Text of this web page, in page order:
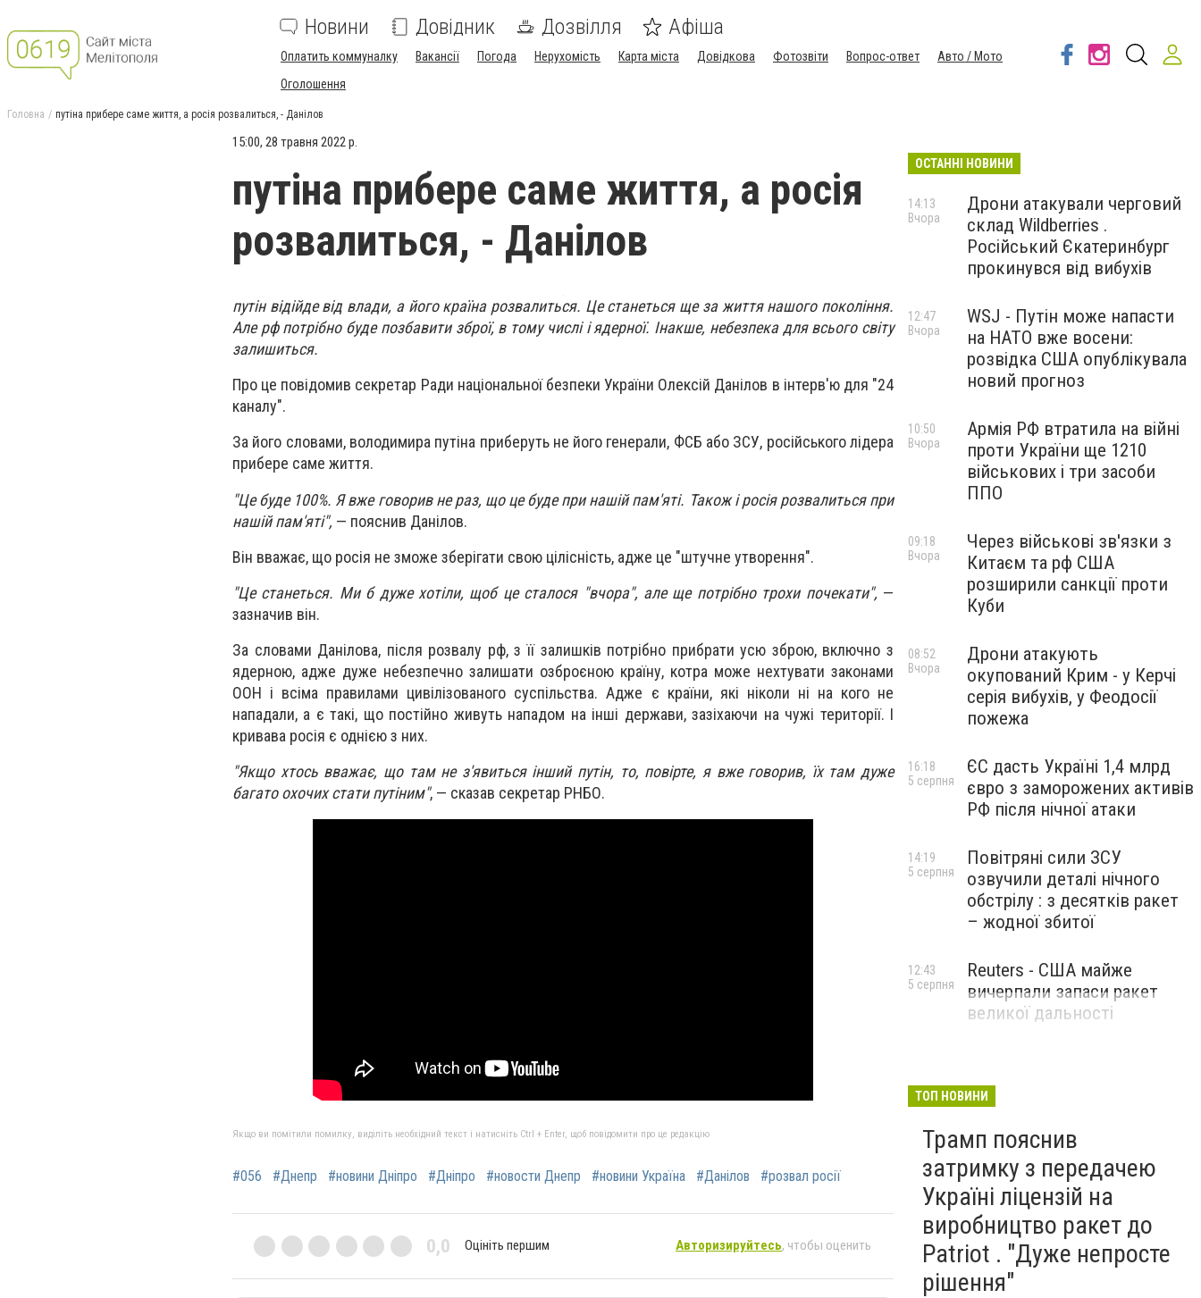
Новини Довідник Дозвілля Афіша
Оплатить коммуналку Вакансії Погода Нерухомість Карта міста Довідкова Фотозвіти Вопрос-ответ
Авто / Мото
Оголошення
Головна путіна прибере саме життя, а росія розвалиться, - Данілов
15:00, 28 травня 2022 р.
путіна прибере саме життя, а росія
розвалиться, - Данілов
путін відійде від влади, а його країна розвалиться. Це станеться ще за життя нашого покоління.
Але рф потрібно буде позбавити зброї, в тому числі і ядерної. Інакше, небезпека для всього світу
залишиться.
Про це повідомив секретар Ради національної безпеки України Олексій Данілов в інтерв'ю для "24
каналу".
За його словами, володимира путіна приберуть не його генерали, ФСБ або ЗСУ, російського лідера
прибере саме життя.
"Це буде 100%. Я вже говорив не раз, що це буде при нашій пам'яті. Також і росія розвалиться при
нашій пам'яті", — пояснив Данілов.
Він вважає, що росія не зможе зберігати свою цілісність, адже це "штучне утворення".
"Це станеться. Ми б дуже хотіли, щоб це сталося "вчора", але ще потрібно трохи почекати", —
зазначив він.
За словами Данілова, після розвалу рф, з її залишків потрібно прибрати усю зброю, включно з
ядерною, адже дуже небезпечно залишати озброєною країну, котра може нехтувати законами
ООН і всіма правилами цивілізованого суспільства. Адже є країни, які ніколи ні на кого не
нападали, а є такі, що постійно живуть нападом на інші держави, зазіхаючи на чужі території. І
кривава росія є однією з них.
"Якщо хтось вважає, що там не з'явиться інший путін, то, повірте, я вже говорив, їх там дуже
багато охочих стати путіним", — сказав секретар РНБО.
Якщо ви помітили помилку, виділіть необхідний текст і натисніть Ctrl + Enter, щоб повідомити про це редакцію
#056 #Днепр #новини Дніпро #Дніпро #новости Днепр #новини Україна #Данілов #розвал росії
0,0 Оцініть першим Авторизируйтесь, чтобы оценить
ОСТАННІ НОВИНИ
Дрони атакували черговий
склад Wildberries .
Російський Єкатеринбург
прокинувся від вибухів
14:13
Вчора
WSJ - Путін може напасти
на НАТО вже восени:
розвідка США опублікувала
новий прогноз
12:47
Вчора
Армія РФ втратила на війні
проти України ще 1210
військових і три засоби
ППО
10:50
Вчора
Через військові зв'язки з
Китаєм та рф США
розширили санкції проти
Куби
09:18
Вчора
Дрони атакують
окупований Крим - у Керчі
серія вибухів, у Феодосії
пожежа
08:52
Вчора
ЄС дасть Україні 1,4 млрд
євро з заморожених активів
РФ після нічної атаки
16:18
5 серпня
Повітряні сили ЗСУ
озвучили деталі нічного
обстрілу : з десятків ракет
– жодної збитої
14:19
5 серпня
Reuters - США майже
вичерпали запаси ракет
великої дальності
12:43
5 серпня
ТОП НОВИНИ
Трамп пояснив
затримку з передачею
Україні ліцензій на
виробництво ракет до
Patriot . "Дуже непросте
рішення"